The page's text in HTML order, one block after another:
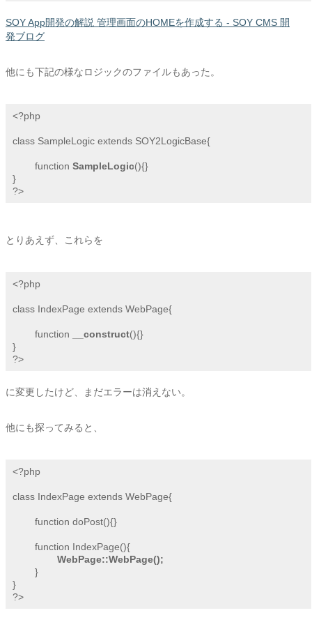
SOY App開発の解説 管理画面のHOMEを作成する - SOY CMS 開
発ブログ
他にも下記の様なロジックのファイルもあった。
<?php
class SampleLogic extends SOY2LogicBase{
	function
SampleLogic(){}
}
?>
とりあえず、これらを
<?php
class IndexPage extends WebPage{
	function
__construct(){}
}
?>
に変更したけど、まだエラーは消えない。
他にも探ってみると、
<?php
class IndexPage extends WebPage{
WebPage::WebPage();
}
?>